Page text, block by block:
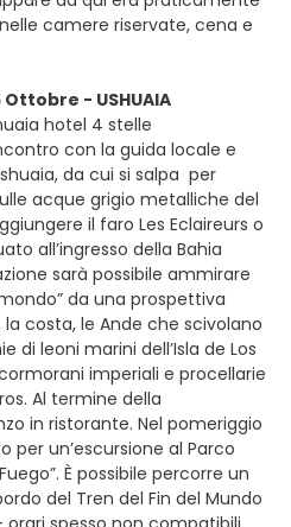
camere riservate, cena e
- USHUAIA
hotel 4 stelle
con la guida locale e
da cui si salpa per
acque grigio metalliche del
il faro Les Eclaireurs o
all’ingresso della Bahia
sarà possibile ammirare
da una prospettiva
costa, le Ande che scivolano
di leoni marini dell’Isla de Los
imperiali e procellarie
Al termine della
in ristorante. Nel pomeriggio
per un’escursione al Parco
È possibile percorre un
del Tren del Fin del Mundo